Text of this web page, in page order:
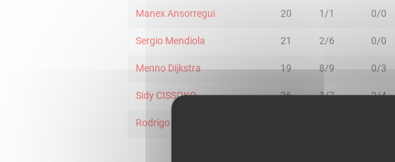
Manex Ansorregui 20 1/1 0/0
Sergio Mendiola 21 2/6 0/0
Menno Dijkstra 19 8/9 0/3
Sidy CISSOKO 26 3/7 2/4
Rodrigo Seoane